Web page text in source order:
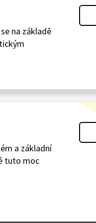
na základě
a základní
tuto moc